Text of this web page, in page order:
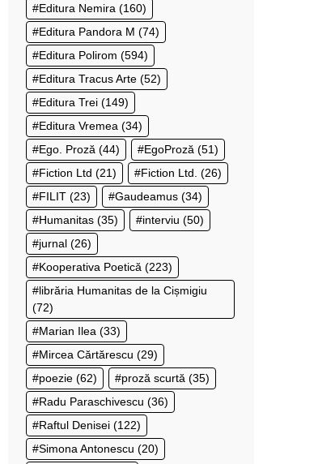
Editura Nemira (160)
Editura Pandora M (74)
Editura Polirom (594)
Editura Tracus Arte (52)
Editura Trei (149)
Editura Vremea (34)
Ego. Proză (44) EgoProză (51)
Fiction Ltd (21) Fiction Ltd. (26)
FILIT (23) Gaudeamus (34)
Humanitas (35) interviu (50)
jurnal (26)
Kooperativa Poetică (223)
librăria Humanitas de la Cișmigiu
(72)
Marian Ilea (33)
Mircea Cărtărescu (29)
poezie (62) proză scurtă (35)
Radu Paraschivescu (36)
Raftul Denisei (122)
Simona Antonescu (20)